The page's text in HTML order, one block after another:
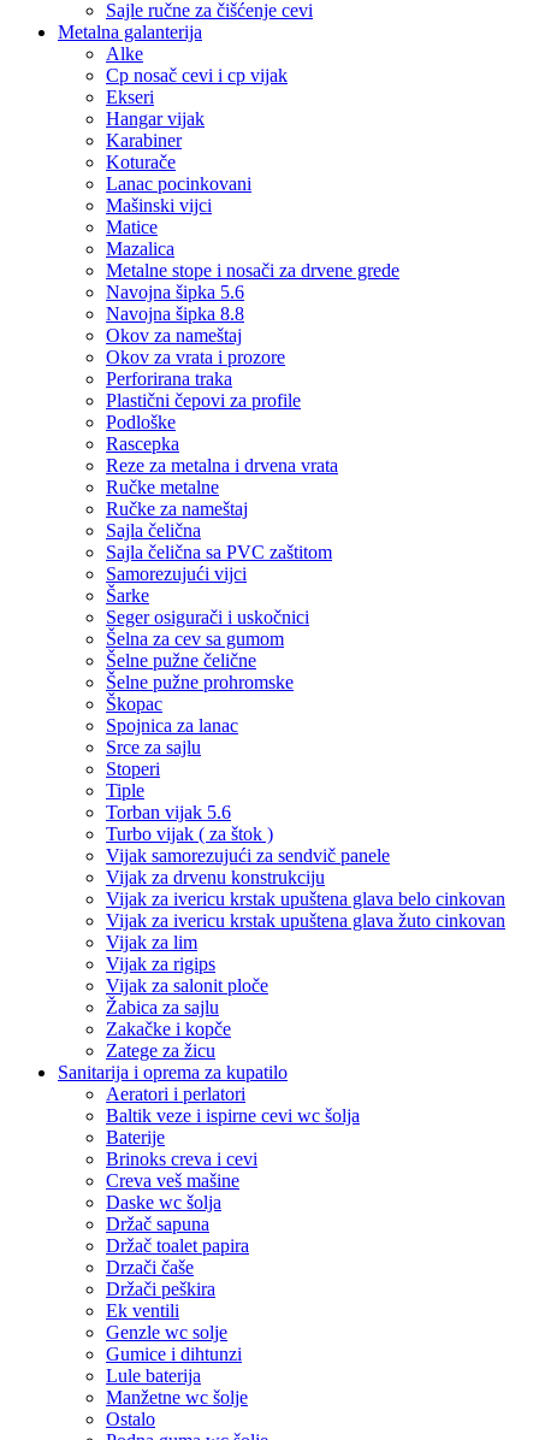
Sajle ručne za čišćenje cevi
Metalna galanterija
Alke
Cp nosač cevi i cp vijak
Ekseri
Hangar vijak
Karabiner
Koturače
Lanac pocinkovani
Mašinski vijci
Matice
Mazalica
Metalne stope i nosači za drvene grede
Navojna šipka 5.6
Navojna šipka 8.8
Okov za nameštaj
Okov za vrata i prozore
Perforirana traka
Plastični čepovi za profile
Podloške
Rascepka
Reze za metalna i drvena vrata
Ručke metalne
Ručke za nameštaj
Sajla čelična
Sajla čelična sa PVC zaštitom
Samorezujući vijci
Šarke
Seger osigurači i uskočnici
Šelna za cev sa gumom
Šelne pužne čelične
Šelne pužne prohromske
Škopac
Spojnica za lanac
Srce za sajlu
Stoperi
Tiple
Torban vijak 5.6
Turbo vijak ( za štok )
Vijak samorezujući za sendvič panele
Vijak za drvenu konstrukciju
Vijak za ivericu krstak upuštena glava belo cinkovan
Vijak za ivericu krstak upuštena glava žuto cinkovan
Vijak za lim
Vijak za rigips
Vijak za salonit ploče
Žabica za sajlu
Zakačke i kopče
Zatege za žicu
Sanitarija i oprema za kupatilo
Aeratori i perlatori
Baltik veze i ispirne cevi wc šolja
Baterije
Brinoks creva i cevi
Creva veš mašine
Daske wc šolja
Držač sapuna
Držač toalet papira
Drzači čaše
Držači peškira
Ek ventili
Genzle wc solje
Gumice i dihtunzi
Lule baterija
Manžetne wc šolje
Ostalo